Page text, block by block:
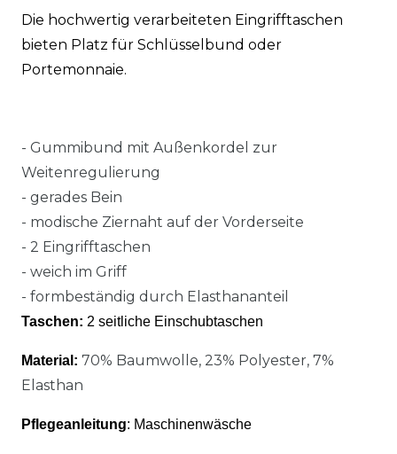
Die hochwertig verarbeiteten Eingrifftaschen
bieten Platz für Schlüsselbund oder
Portemonnaie.
- Gummibund mit Außenkordel zur
Weitenregulierung
- gerades Bein
- modische Ziernaht auf der Vorderseite
- 2 Eingrifftaschen
- weich im Griff
- formbeständig durch Elasthananteil
Taschen: 2 seitliche Einschubtaschen
Material: 70% Baumwolle, 23% Polyester, 7%
Elasthan
Pflegeanleitung: Maschinenwäsche